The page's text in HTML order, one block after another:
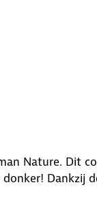
Nature. Dit
Dankzij